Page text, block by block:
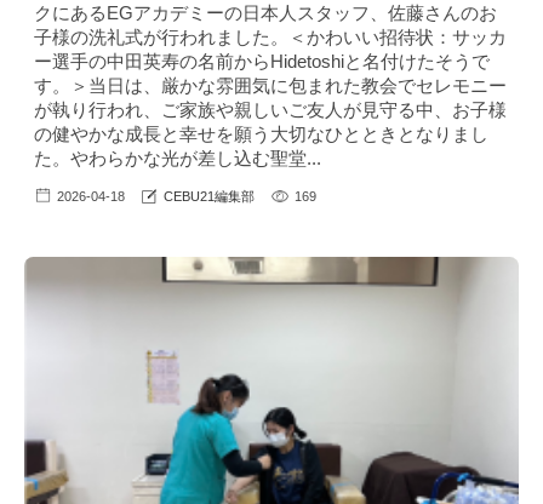
クにあるEGアカデミーの日本人スタッフ、佐藤さんのお
子様の洗礼式が行われました。＜かわいい招待状：サッカ
ー選手の中田英寿の名前からHidetoshiと名付けたそうで
す。＞当日は、厳かな雰囲気に包まれた教会でセレモニー
が執り行われ、ご家族や親しいご友人が見守る中、お子様
の健やかな成長と幸せを願う大切なひとときとなりまし
た。やわらかな光が差し込む聖堂...
2026-04-18 CEBU21編集部 169